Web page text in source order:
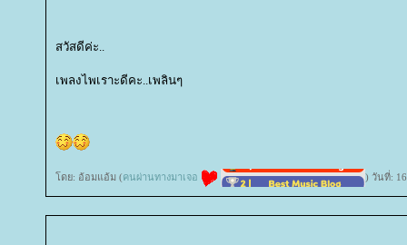
สวัสดีค่ะ..
เพลงไพเราะดีคะ..เพลินๆ
ดย: อ้อมแอ้ม (คนผ่านทางมาเจอ ) วันที่: